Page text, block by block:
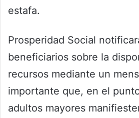
estafa.
Prosperidad Social
beneficiarios sobre la
recursos mediante un
importante que, en el
adultos mayores